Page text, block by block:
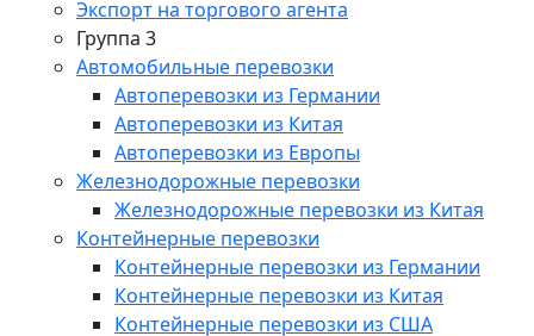
Экспорт на торгового агента
Группа 3
Автомобильные перевозки
Автоперевозки из Германии
Автоперевозки из Китая
Автоперевозки из Европы
Железнодорожные перевозки
Железнодорожные перевозки из Китая
Контейнерные перевозки
Контейнерные перевозки из Германии
Контейнерные перевозки из Китая
Контейнерные перевозки из США